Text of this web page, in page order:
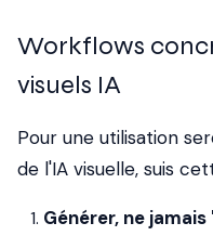
Workflows
visuels IA
Pour une utilisation
de l'IA visuelle, suis
Générer, ne